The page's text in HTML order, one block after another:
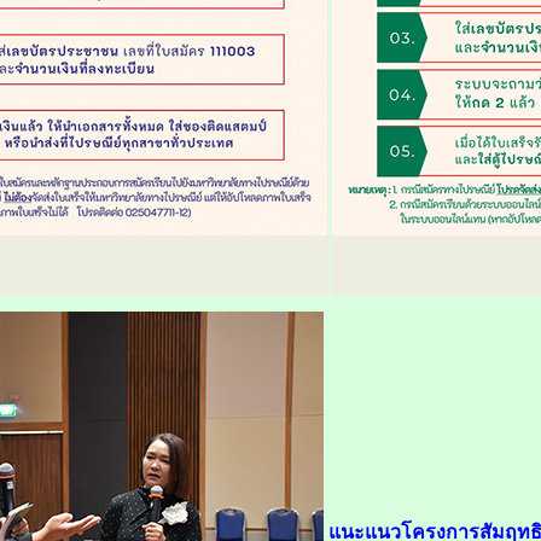
แนะแนวโครงการสัมฤท